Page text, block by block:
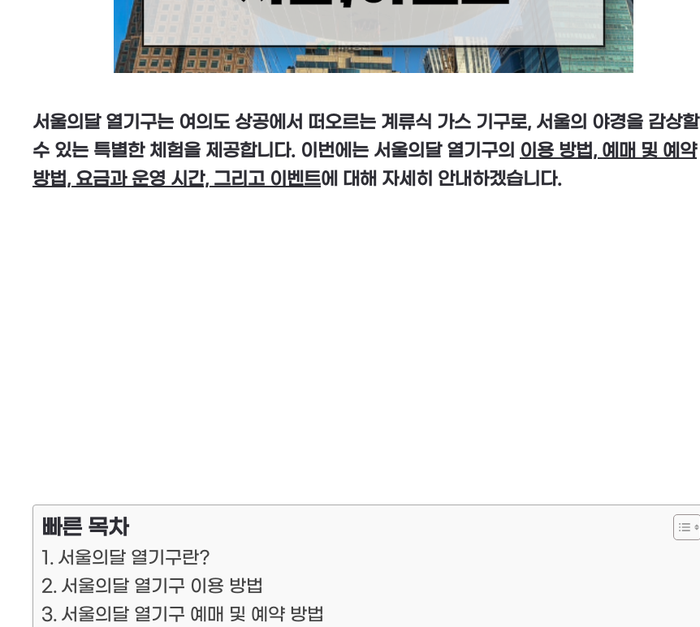
서울의달 열기구는 여의도 상공에서 떠오르는 계류식 가스 기구로, 서울의 야경을 감상할
수 있는 특별한 체험을 제공합니다. 이번에는 서울의달 열기구의 이용 방법, 예매 및 예약
방법, 요금과 운영 시간, 그리고 이벤트에 대해 자세히 안내하겠습니다.
빠른 목차
서울의달 열기구란?
서울의달 열기구 이용 방법
서울의달 열기구 예매 및 예약 방법